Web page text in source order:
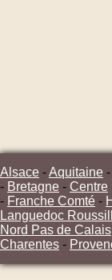
Alsace -Aquitaine -
- Bretagne - Centre
- Franche Comté -
Languedoc
Nord Pas de Calais
Charentes -